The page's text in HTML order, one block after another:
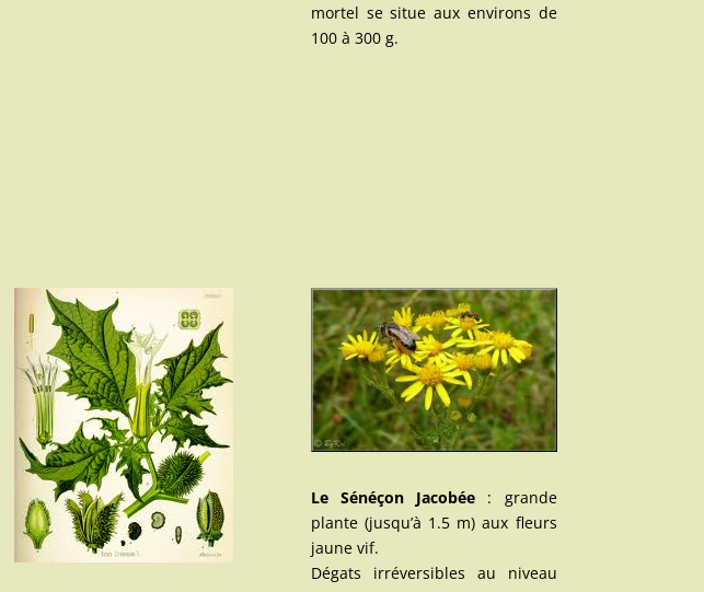
mortel se situe aux environs de
100 à 300 g.
Le Sénéçon Jacobée : grande
plante (jusqu’à 1.5 m) aux fleurs
jaune vif.
Dégats irréversibles au niveau